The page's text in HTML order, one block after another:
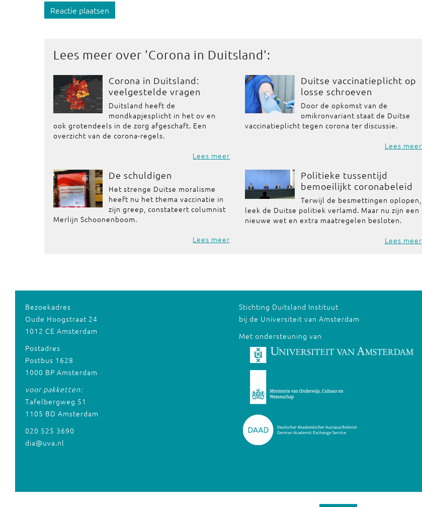
Reactie plaatsen
Lees meer over 'Corona in Duitsland':
Corona in Duitsland:
veelgestelde vragen
Duitsland heeft de
mondkapjesplicht in het ov en
ook grotendeels in de zorg afgeschaft. Een
overzicht van de corona-regels.
Lees meer
Duitse vaccinatieplicht op
losse schroeven
Door de opkomst van de
omikronvariant staat de Duitse
vaccinatieplicht tegen corona ter discussie.
Lees meer
De schuldigen
Het strenge Duitse moralisme
heeft nu het thema vaccinatie in
zijn greep, constateert columnist
Merlijn Schoonenboom.
Lees meer
Politieke tussentijd
bemoeilijkt coronabeleid
Terwijl de besmettingen oplopen,
leek de Duitse politiek verlamd. Maar nu zijn een
nieuwe wet en extra maatregelen besloten.
Lees meer
Bezoekadres
Oude Hoogstraat 24
1012 CE Amsterdam
Postadres
Postbus 1628
1000 BP Amsterdam
voor pakketten:
Tafelbergweg 51
1105 BD Amsterdam
020 525 3690
dia@uva.nl
Stichting Duitsland Instituut
bij de Universiteit van Amsterdam
Met ondersteuning van